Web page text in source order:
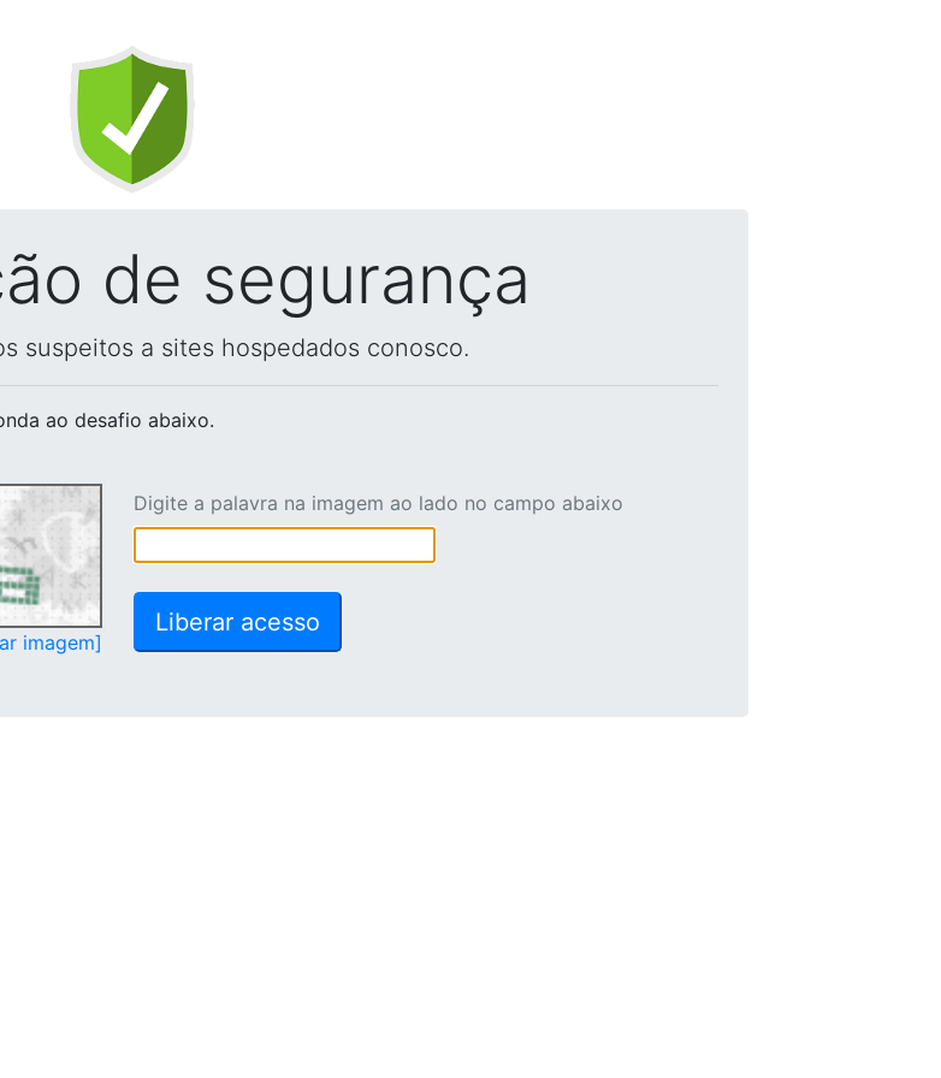
de segurança
suspeitos a sites hospedados conosco.
ao desafio abaixo.
imagem]
Digite a palavra na imagem ao lado no campo abaixo